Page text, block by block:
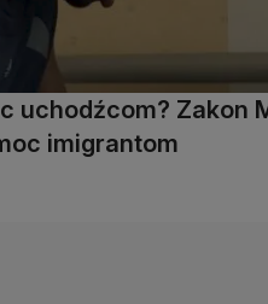
uchodźcom? Zakon
imigrantom